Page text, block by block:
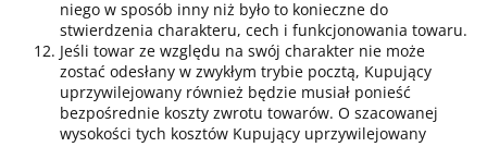
niego w sposób inny niż było to konieczne do
stwierdzenia charakteru, cech i funkcjonowania towaru.
Jeśli towar ze względu na swój charakter nie może
zostać odesłany w zwykłym trybie pocztą, Kupujący
uprzywilejowany również będzie musiał ponieść
bezpośrednie koszty zwrotu towarów. O szacowanej
wysokości tych kosztów Kupujący uprzywilejowany